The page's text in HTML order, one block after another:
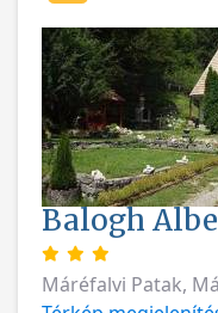
Balogh
Máréfalvi Patak,